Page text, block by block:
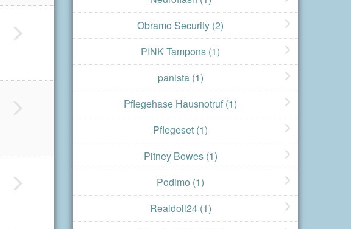
Obramo Security (2)
PINK Tampons (1)
panista (1)
Pflegehase Hausnotruf (1)
Pflegeset (1)
Pitney Bowes (1)
Podimo (1)
Realdoll24 (1)